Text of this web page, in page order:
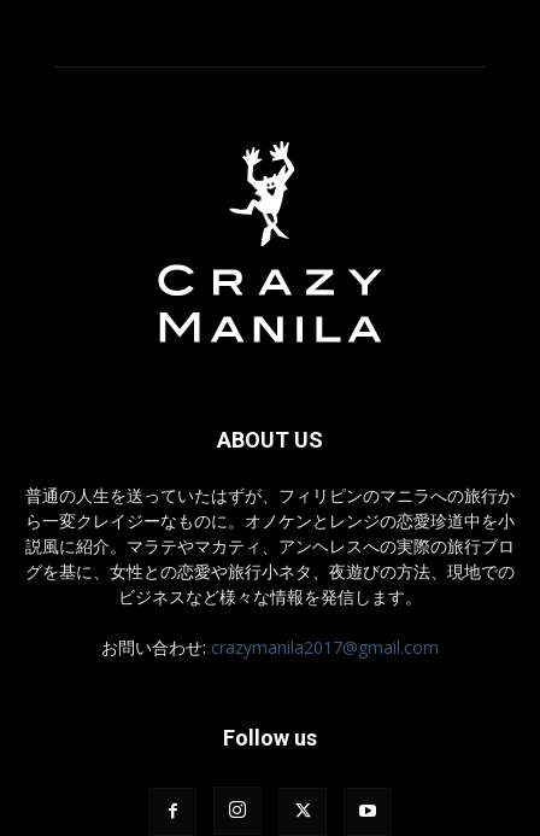
ABOUT US
普通の人生を送っていたはずが、フィリピンのマニラへの旅行か
ら一変クレイジーなものに。オノケンとレンジの恋愛珍道中を小
説風に紹介。マラテやマカティ、アンヘレスへの実際の旅行ブロ
グを基に、女性との恋愛や旅行小ネタ、夜遊びの方法、現地での
ビジネスなど様々な情報を発信します。
お問い合わせ: crazymanila2017@gmail.com
Follow us